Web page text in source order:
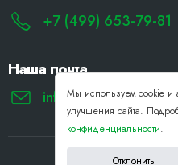
+7 (499) 653-79-81
Наша почта
info@remont-
Мы используем cookie и
улучшения сайта.
конфиденциальности.
Отклонить